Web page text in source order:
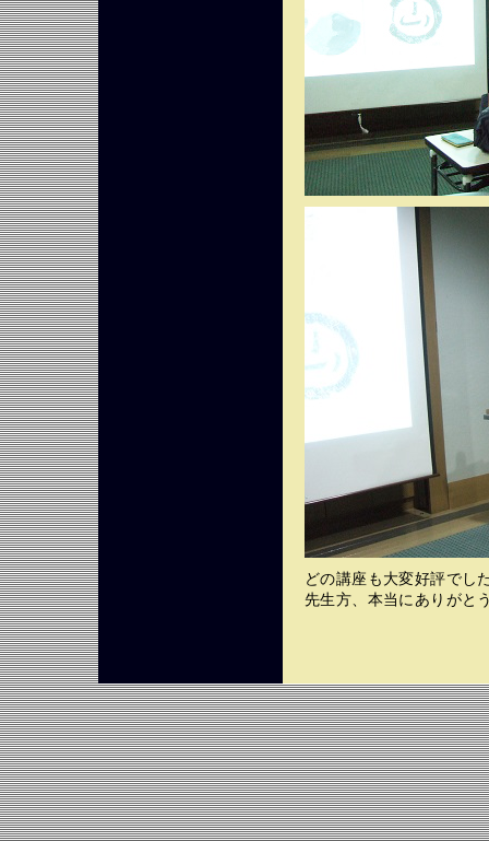
どの講座も大変好評でし
先生方、本当にありがと